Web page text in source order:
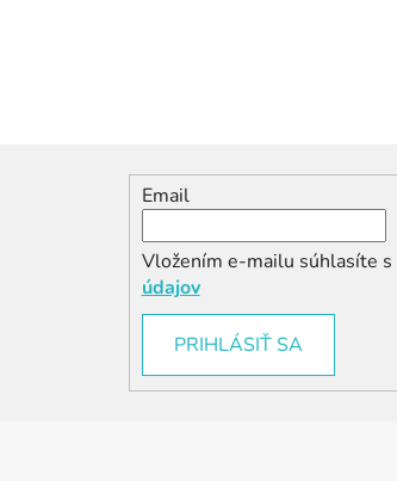
Email
Vložením e-mailu súhlasíte s
údajov
PRIHLÁSIŤ SA